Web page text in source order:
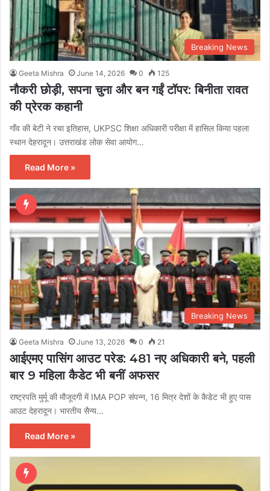
Breaking News
Geeta Mishra June 14, 2026 0 125
नौकरी छोड़ी, सपना चुना और बन गईं टॉपर: बिनीता रावत
की प्रेरक कहानी
गाँव की बेटी ने रचा इतिहास, UKPSC शिक्षा अधिकारी परीक्षा में हासिल किया पहला
स्थान देहरादून। उत्तराखंड लोक सेवा आयोग…
Read More »
Breaking News
Geeta Mishra June 13, 2026 0 21
आईएमए पासिंग आउट परेड: 481 नए अधिकारी बने, पहली
बार 9 महिला कैडेट भी बनीं अफसर
राष्ट्रपति मुर्मू की मौजूदगी में IMA POP संपन्न, 16 मित्र देशों के कैडेट भी हुए पास
आउट देहरादून। भारतीय सैन्य…
Read More »